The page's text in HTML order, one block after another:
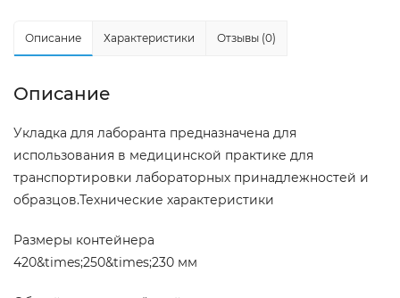
Описание Характеристики Отзывы (0)
Описание
Укладка для лаборанта предназначена для
использования в медицинской практике для
транспортировки лабораторных принадлежностей и
образцов.Технические характеристики
Размеры контейнера
420&times;250&times;230 мм